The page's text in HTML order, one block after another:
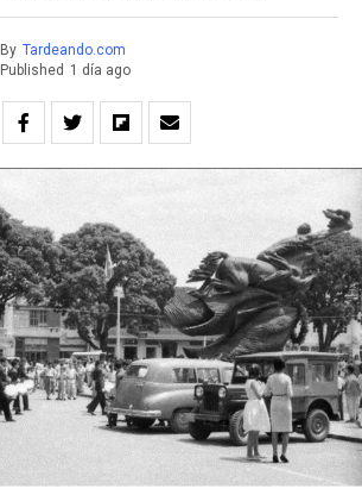
By Tardeando.com
Published 1 día ago